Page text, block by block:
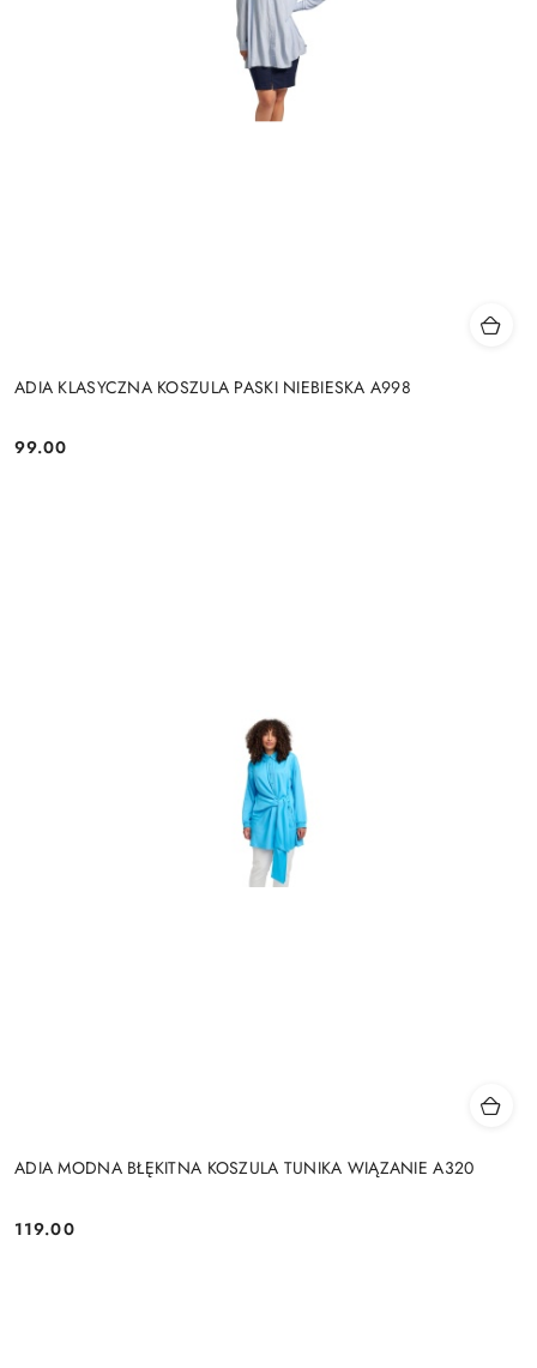
ADIA KLASYCZNA KOSZULA PASKI NIEBIESKA A998
Cena:
99.00
ADIA MODNA BŁĘKITNA KOSZULA TUNIKA WIĄZANIE A320
Cena:
119.00